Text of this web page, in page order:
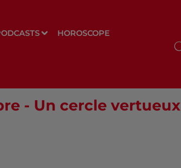
HOROSCOPE
- Un cercle vertueux